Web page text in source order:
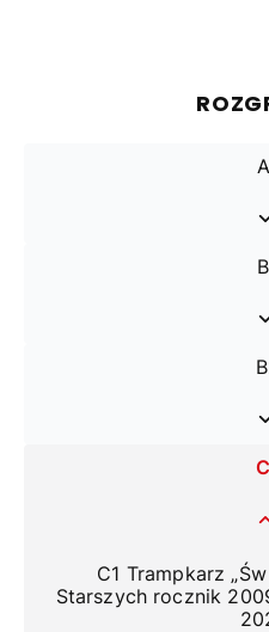
C1 Trampkarz
Starszych rocznik